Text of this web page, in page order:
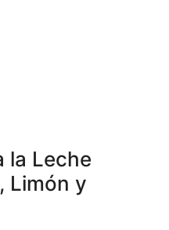
la Leche
Limón y